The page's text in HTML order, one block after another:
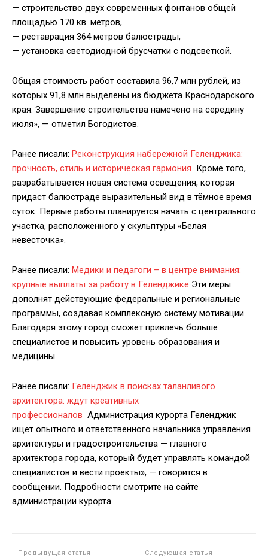
— строительство двух современных фонтанов общей
площадью 170 кв. метров,
— реставрация 364 метров балюстрады,
— установка светодиодной брусчатки с подсветкой.
Общая стоимость работ составила 96,7 млн рублей, из
которых 91,8 млн выделены из бюджета Краснодарского
края. Завершение строительства намечено на середину
июля», — отметил Богодистов.
Ранее писали: Реконструкция набережной Геленджика:
прочность, стиль и историческая гармония Кроме того,
разрабатывается новая система освещения, которая
придаст балюстраде выразительный вид в тёмное время
суток. Первые работы планируется начать с центрального
участка, расположенного у скульптуры «Белая
невесточка».
Ранее писали: Медики и педагоги – в центре внимания:
крупные выплаты за работу в Геленджике Эти меры
дополнят действующие федеральные и региональные
программы, создавая комплексную систему мотивации.
Благодаря этому город сможет привлечь больше
специалистов и повысить уровень образования и
медицины.
Ранее писали: Геленджик в поисках таланливого
архитектора: ждут креативных
профессионалов Администрация курорта Геленджик
ищет опытного и ответственного начальника управления
архитектуры и градостроительства — главного
архитектора города, который будет управлять командой
специалистов и вести проекты», — говорится в
сообщении. Подробности смотрите на сайте
администрации курорта.
Предыдущая статья Следующая статья